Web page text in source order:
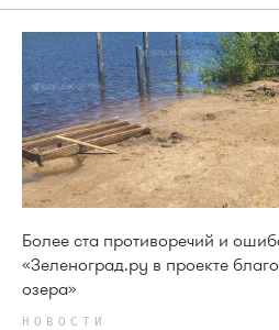
Более ста противоречий и
«Зеленоград.ру в проекте
озера»
НОВОСТИ